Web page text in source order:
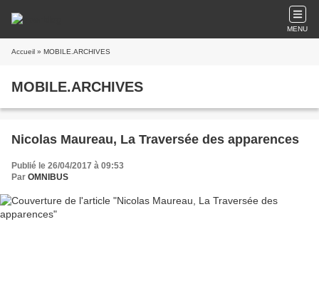
MENU
Accueil » MOBILE.ARCHIVES
MOBILE.ARCHIVES
Nicolas Maureau, La Traversée des apparences
Publié le 26/04/2017 à 09:53
Par OMNIBUS